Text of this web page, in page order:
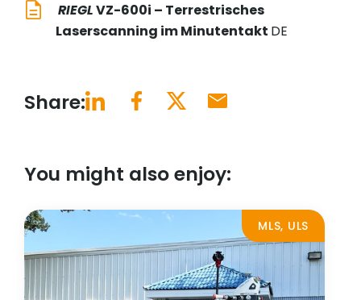
RIEGLVZ-600i – Terrestrisches
Laserscanning im Minutentakt DE
Share:
You might also enjoy:
MLS, ULS